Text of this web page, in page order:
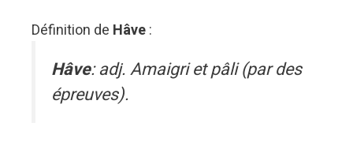
Définition de Hâve:
Hâve: adj. Amaigri et pâli (par des
épreuves).